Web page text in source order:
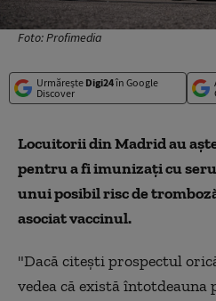
Foto: Profimedia
Urmărește Digi24în Google
Discover
Locuitorii din Madrid au
pentru a fi imunizați cu
unui posibil risc de
asociat vaccinul.
"Dacă citeşti prospectul
vedea că există